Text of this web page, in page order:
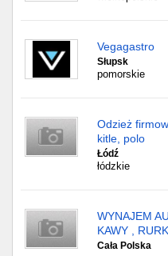
Vegagastro
Słupsk
pomorskie
Odzież
kitle, polo
Łódź
łódzkie
WYNAJEM
KAWY ,
Cała Polska